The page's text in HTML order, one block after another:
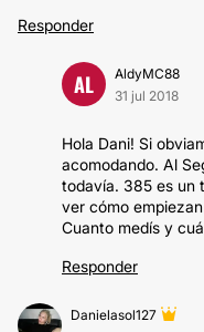
Responder
AL
AldyMC88
31 jul 2018
Hola Dani! Si
acomodando. Al
todavía. 385 es un
ver cómo
Cuanto medís y
Responder
Danielasol127